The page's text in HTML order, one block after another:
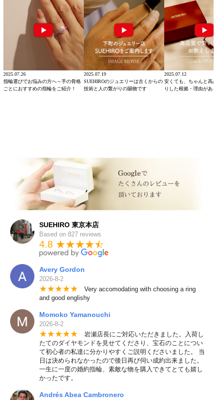
2025.07.26
指輪選びでお悩みの方へ～手の骨格
ごとにおすすめの指輪をご紹介！
2025.07.19
SUEHIROのジュエリーは古くからの
技術と人の繋がりの賜物です
2025.07.12
安くても、ちゃんと高
りした根拠・理由があ
SUEHIRO 東京本店
Based on 827 reviews
4.8 ★★★★★
☆
Avery Gordon
2026-8-2
★★★★★ Very accomodating with choosing a ring
and good englishy
Momoko Yamanouchi
2026-8-2
★★★★★ 岩瀬店長にご対応いただきました。入荷し
たてのダイヤモンドを見せてくださり、宝石のことについ
て初心者の私達に分かりやすくご説明くださいました。 当
日は決められなかったので後日再び伺い成約出来ました。
一生に一度の婚約指輪、素敵な物を購入できてとても嬉し
かったです。
Andrés Abea Cambronero